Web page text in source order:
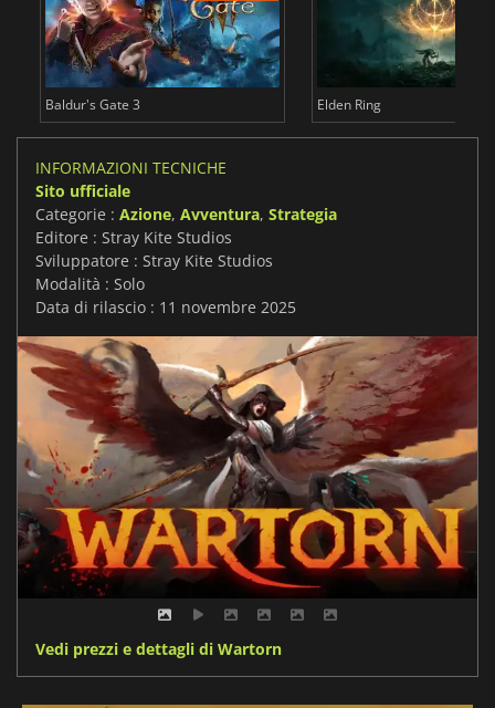
Baldur's Gate 3 Elden Ring
INFORMAZIONI TECNICHE
Sito ufficiale
Categorie : Azione, Avventura, Strategia
Editore : Stray Kite Studios
Sviluppatore : Stray Kite Studios
Modalità : Solo
Data di rilascio : 11 novembre 2025
Vedi prezzi e dettagli di Wartorn